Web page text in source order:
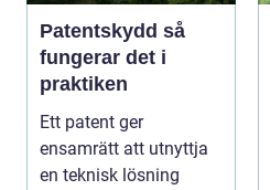
Patentskydd så
fungerar det i
praktiken
Ett patent ger
ensamrätt att utnyttja
en teknisk lösning